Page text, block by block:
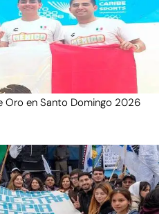
Oro en Santo Domingo 2026